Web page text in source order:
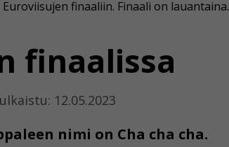
finaalissa
12.05.2023
nimi on Cha cha cha.
finaaliin. Finaali on lauantaina.